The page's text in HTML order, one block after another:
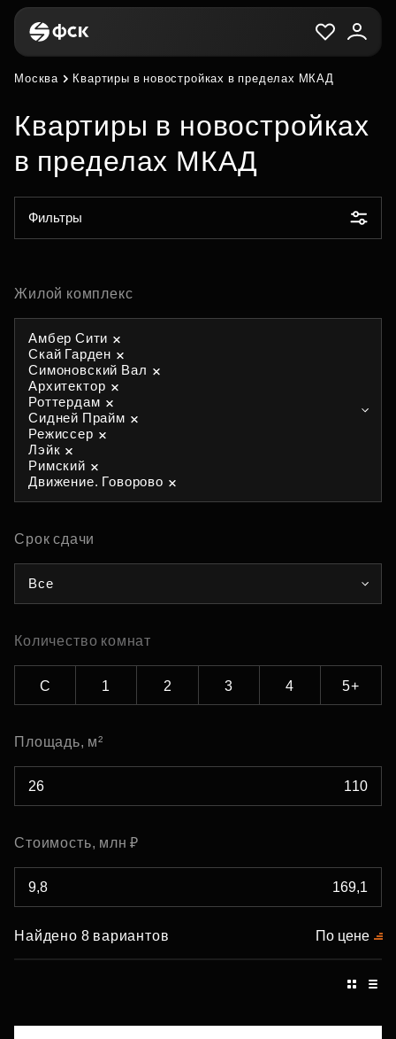
Москва Квартиры в новостройках в пределах МКАД
Квартиры в новостройках
в пределах МКАД
Фильтры
Жилой комплекс
Амбер Сити
Скай Гарден
Симоновский Вал
Архитектор
Роттердам
Сидней Прайм
Режиссер
Лэйк
Римский
Движение. Говорово
Срок сдачи
Все
Количество комнат
С 1 2 3 4 5+
Площадь, м²
Стоимость, млн ₽
Найдено 8 вариантов По цене